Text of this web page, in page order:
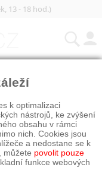
13 - 18 hod.)
k optimalizaci
nástrojů, ke zvýšení
obsahu v rámci
nich. Cookies jsou
a nedostane se k
můžete povolit pouze
funkce webových